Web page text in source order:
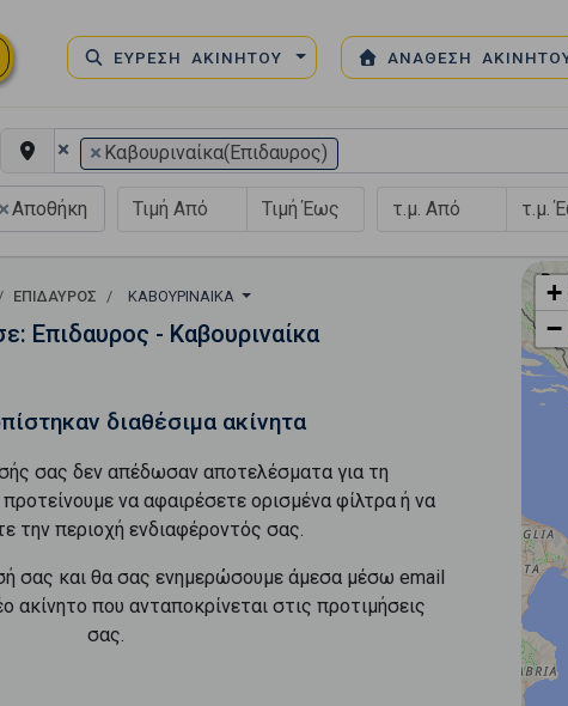
ΕΥΡΕΣΗ ΑΚΙΝΗΤΟΥ ΑΝΑΘΕΣΗ
× × Καβουριναίκα(Επιδαυρος)
×Αποθήκη
ΕΠΙΔΑΥΡΟΣ ΚΑΒΟΥΡΙΝΑΊΚΑ
Επιδαυρος - Καβουριναίκα
διαθέσιμα ακίνητα
σας δεν απέδωσαν αποτελέσματα για τη
να αφαιρέσετε ορισμένα φίλτρα ή να
την περιοχή ενδιαφέροντός σας.
σας και θα σας ενημερώσουμε άμεσα μέσω email
ακίνητο που ανταποκρίνεται στις προτιμήσεις
σας.
+
−